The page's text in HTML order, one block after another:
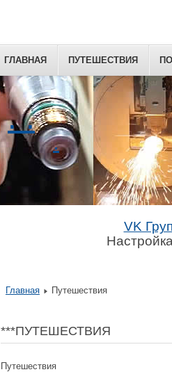
. .
.
ГЛАВНАЯ ПУТЕШЕСТВИЯ
VK
Главная Путешествия
***ПУТЕШЕСТВИЯ
Путешествия